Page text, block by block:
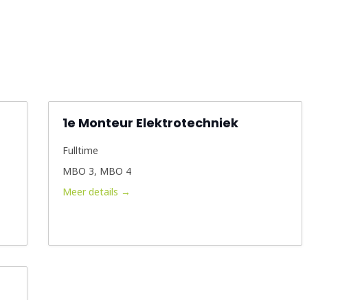
1e Monteur Elektrotechniek
Fulltime
MBO 3 MBO 4
Meer details